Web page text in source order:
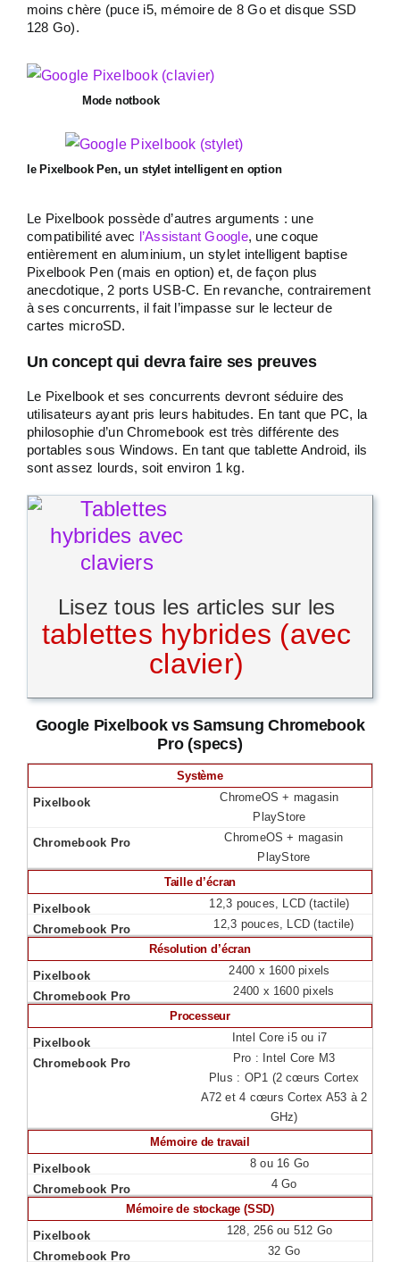
moins chère (puce i5, mémoire de 8 Go et disque SSD
128 Go).
Mode notbook
le Pixelbook Pen, un stylet intelligent en option
Le Pixelbook possède d’autres arguments : une
compatibilité avec l’Assistant Google, une coque
entièrement en aluminium, un stylet intelligent baptise
Pixelbook Pen (mais en option) et, de façon plus
anecdotique, 2 ports USB-C. En revanche, contrairement
à ses concurrents, il fait l’impasse sur le lecteur de
cartes microSD.
Un concept qui devra faire ses preuves
Le Pixelbook et ses concurrents devront séduire des
utilisateurs ayant pris leurs habitudes. En tant que PC, la
philosophie d’un Chromebook est très différente des
portables sous Windows. En tant que tablette Android, ils
sont assez lourds, soit environ 1 kg.
Lisez tous les articles sur les
tablettes hybrides (avec
clavier)
Google Pixelbook vs Samsung Chromebook
Pro (specs)
Système
ChromeOS + magasin
PlayStore
ChromeOS + magasin
PlayStore
Taille d’écran
12,3 pouces, LCD (tactile)
12,3 pouces, LCD (tactile)
Résolution d’écran
2400 x 1600 pixels
2400 x 1600 pixels
Processeur
Intel Core i5 ou i7
Pro : Intel Core M3
Plus : OP1 (2 cœurs Cortex
A72 et 4 cœurs Cortex A53 à 2
GHz)
Mémoire de travail
8 ou 16 Go
4 Go
Mémoire de stockage (SSD)
128, 256 ou 512 Go
32 Go